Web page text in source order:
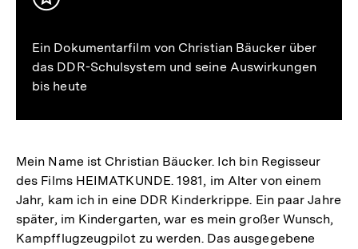
Inhalt
Ein Dokumentarfilm von Christian Bäucker über
das DDR-Schulsystem und seine Auswirkungen
bis heute
Mein Name ist Christian Bäucker. Ich bin Regisseur
des Films HEIMATKUNDE. 1981, im Alter von einem
Jahr, kam ich in eine DDR Kinderkrippe. Ein paar Jahre
später, im Kindergarten, war es mein großer Wunsch,
Kampfflugzeugpilot zu werden. Das ausgegebene